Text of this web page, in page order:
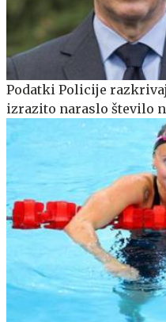
Podatki Policije
izrazito naraslo število